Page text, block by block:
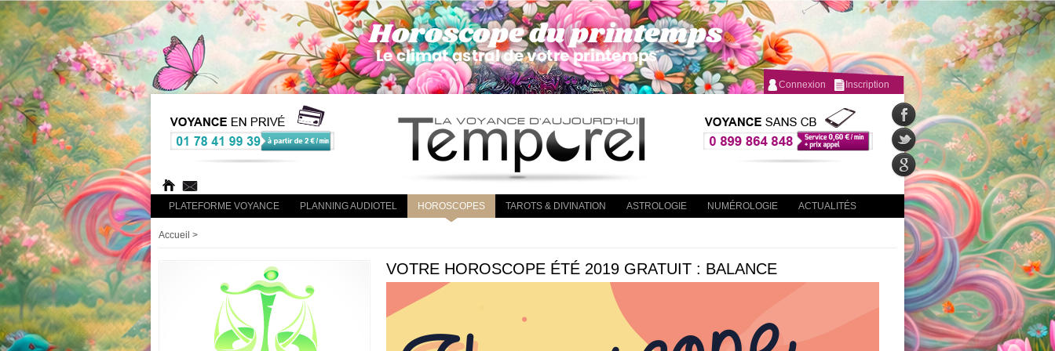
Connexion Inscription
PLATEFORME VOYANCE PLANNING AUDIOTEL HOROSCOPES TAROTS & DIVINATION ASTROLOGIE NUMÉROLOGIE ACTUALITÉS
Accueil >
VOTRE HOROSCOPE ÉTÉ 2019 GRATUIT : BALANCE